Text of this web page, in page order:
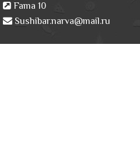
Fama 10
Sushibar.narva@mail.ru